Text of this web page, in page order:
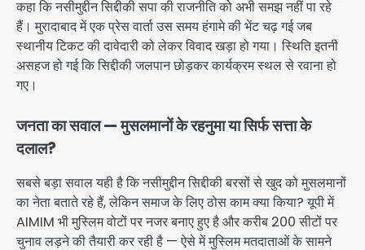
कहा कि नसीमुद्दीन सिद्दीकी सपा की राजनीति को अभी समझ नहीं पा रहे
हैं। मुरादाबाद में एक प्रेस वार्ता उस समय हंगामे की भेंट चढ़ गई जब
स्थानीय टिकट की दावेदारी को लेकर विवाद खड़ा हो गया। स्थिति इतनी
असहज हो गई कि सिद्दीकी जलपान छोड़कर कार्यक्रम स्थल से रवाना हो
गए।
जनता का सवाल — मुसलमानों के रहनुमा या सिर्फ सत्ता के
दलाल?
सबसे बड़ा सवाल यही है कि नसीमुद्दीन सिद्दीकी बरसों से खुद को मुसलमानों
का नेता बताते रहे हैं, लेकिन समाज के लिए ठोस काम क्या किया? यूपी में
AIMIM भी मुस्लिम वोटों पर नजर बनाए हुए है और करीब 200 सीटों पर
चुनाव लड़ने की तैयारी कर रही है — ऐसे में मुस्लिम मतदाताओं के सामने